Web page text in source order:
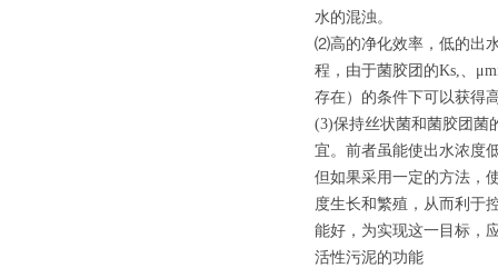
水的混浊。
⑵高的净化效率，低的出
程，由于菌胶团的Ks,、
存在）的条件下可以获得
(3)保持丝状菌和菌胶团菌
宜。前者虽能使出水浓度
但如果采用一定的方法，
度生长和繁殖，从而利于
能好，为实现这一目标，
活性污泥的功能